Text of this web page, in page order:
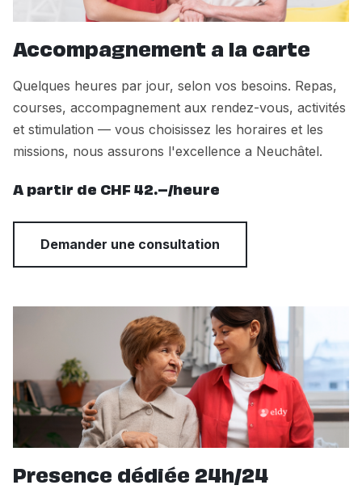
Accompagnement a la carte
Quelques heures par jour, selon vos besoins. Repas,
courses, accompagnement aux rendez-vous, activités
et stimulation — vous choisissez les horaires et les
missions, nous assurons l'excellence a Neuchâtel.
A partir de CHF 42.–/heure
Demander une consultation
Presence dédiée 24h/24